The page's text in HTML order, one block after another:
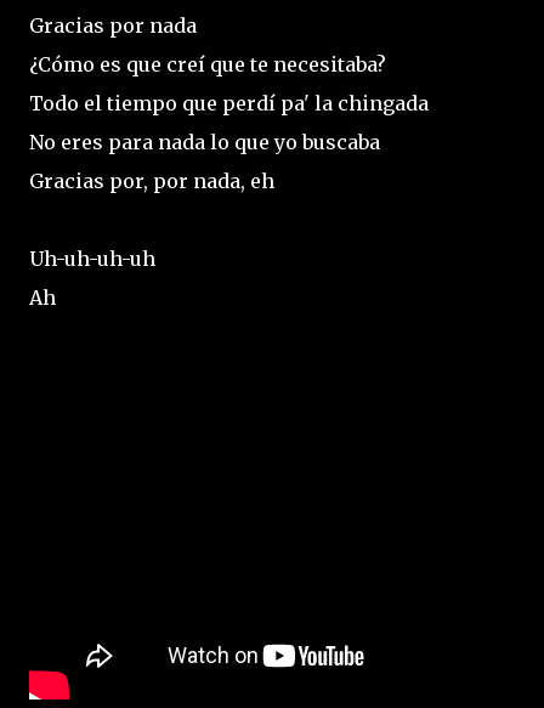
Gracias por nada
¿Cómo es que creí que te necesitaba?
Todo el tiempo que perdí pa' la chingada
No eres para nada lo que yo buscaba
Gracias por, por nada, eh
Uh-uh-uh-uh
Ah